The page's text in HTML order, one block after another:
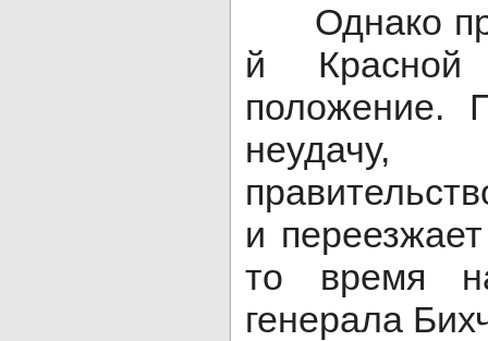
Однако
й
положение.
и
то время
генерала